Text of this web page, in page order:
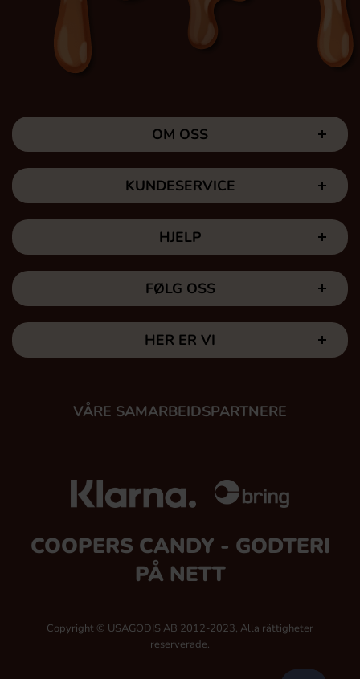
OM OSS
KUNDESERVICE
HJELP
FØLG OSS
HER ER VI
VÅRE SAMARBEIDSPARTNERE
COOPERS CANDY - GODTERI
PÅ NETT
Copyright © USAGODIS AB 2012-2023, Alla rättigheter
reserverade.